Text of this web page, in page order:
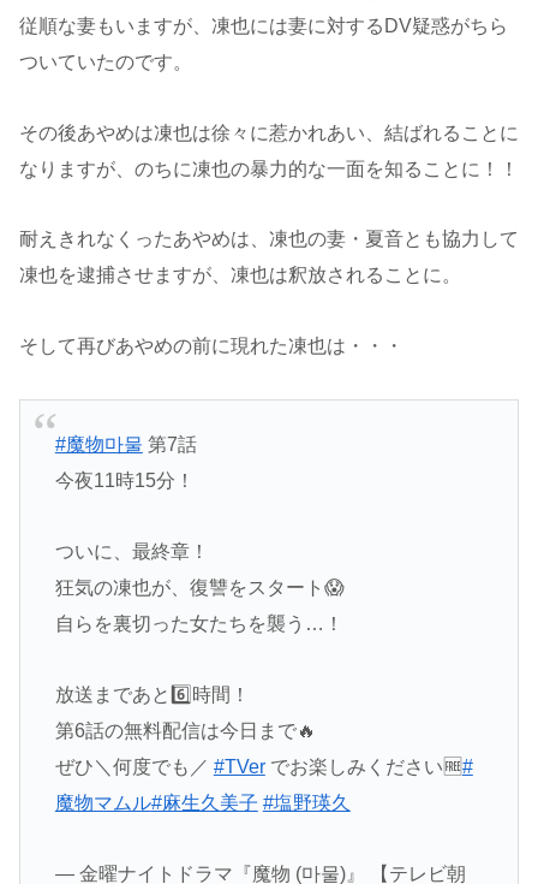
従順な妻もいますが、凍也には妻に対するDV疑惑がちら
ついていたのです。
その後あやめは凍也は徐々に惹かれあい、結ばれることに
なりますが、のちに凍也の暴力的な一面を知ることに！！
耐えきれなくったあやめは、凍也の妻・夏音とも協力して
凍也を逮捕させますが、凍也は釈放されることに。
そして再びあやめの前に現れた凍也は・・・
#魔物마물 第7話
今夜11時15分！
ついに、最終章！
狂気の凍也が、復讐をスタート😱
自らを裏切った女たちを襲う…！
放送まであと6️⃣時間！
第6話の無料配信は今日まで🔥
ぜひ＼何度でも／ #TVerでお楽しみください🆓#
魔物マムル#麻生久美子 #塩野瑛久
— 金曜ナイトドラマ『魔物 (마물)』 【テレビ朝